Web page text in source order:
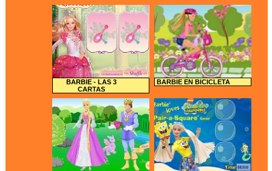
BARBIE - LAS 3
CARTAS
BARBIE EN BICICLETA